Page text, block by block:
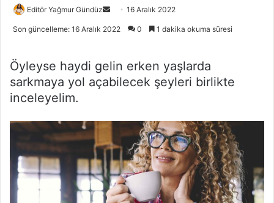
Editör Yağmur Gündüz
Bir
16 Aralık 2022
Son güncelleme: 16 Aralık 2022 0 1 dakika okuma süresi
Öyleyse haydi gelin erken yaşlarda
sarkmaya yol açabilecek şeyleri birlikte
inceleyelim.